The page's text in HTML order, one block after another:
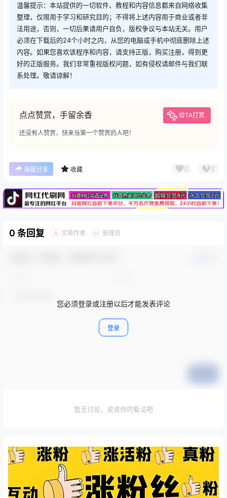
温馨提示：本站提供的一切软件、教程和内容信息都来自网络收集
整理，仅限用于学习和研究目的；不得将上述内容用于商业或者非
法用途，否则，一切后果请用户自负，版权争议与本站无关。用户
必须在下载后的24个小时之内，从您的电脑或手机中彻底删除上述
内容。如果您喜欢该程序和内容，请支持正版，购买注册，得到更
好的正版服务。我们非常重视版权问题，如有侵权请邮件与我们联
系处理。敬请谅解！
点点赞赏，手留余香 给TA打赏
还没有人赞赏，快来当第一个赞赏的人吧！
海报分享 收藏 0 0
广告
0 条回复 A 文章作者 M 管理员
您必须登录或注册以后才能发表评论
登录
暂无讨论，说说你的看法吧